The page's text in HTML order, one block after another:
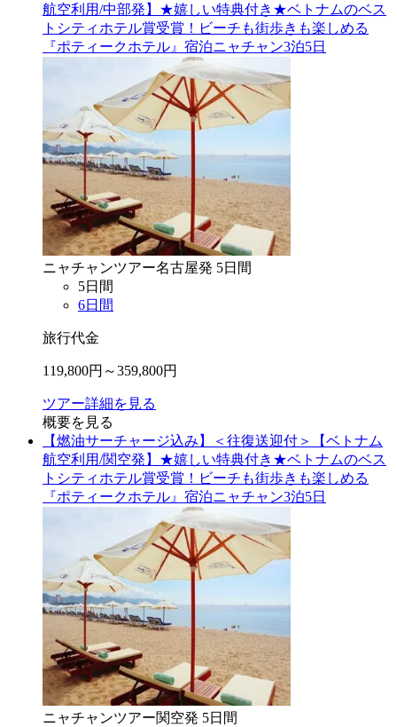
航空利用/中部発】★嬉しい特典付き★ベトナムのベス
トシティホテル賞受賞！ビーチも街歩きも楽しめる
『ポティークホテル』宿泊ニャチャン3泊5日
ニャチャンツアー名古屋発 5日間
5日間
6日間
旅行代金
119,800円～359,800円
ツアー詳細を見る
概要を見る
【燃油サーチャージ込み】＜往復送迎付＞【ベトナム
航空利用/関空発】★嬉しい特典付き★ベトナムのベス
トシティホテル賞受賞！ビーチも街歩きも楽しめる
『ポティークホテル』宿泊ニャチャン3泊5日
ニャチャンツアー関空発 5日間